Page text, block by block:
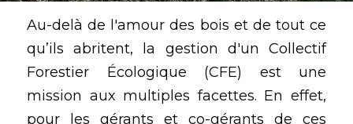
Au-delà de l'amour des bois et de tout ce
qu’ils abritent, la gestion d'un Collectif
Forestier Écologique (CFE) est une
mission aux multiples facettes. En effet,
pour les gérants et co-gérants de ces